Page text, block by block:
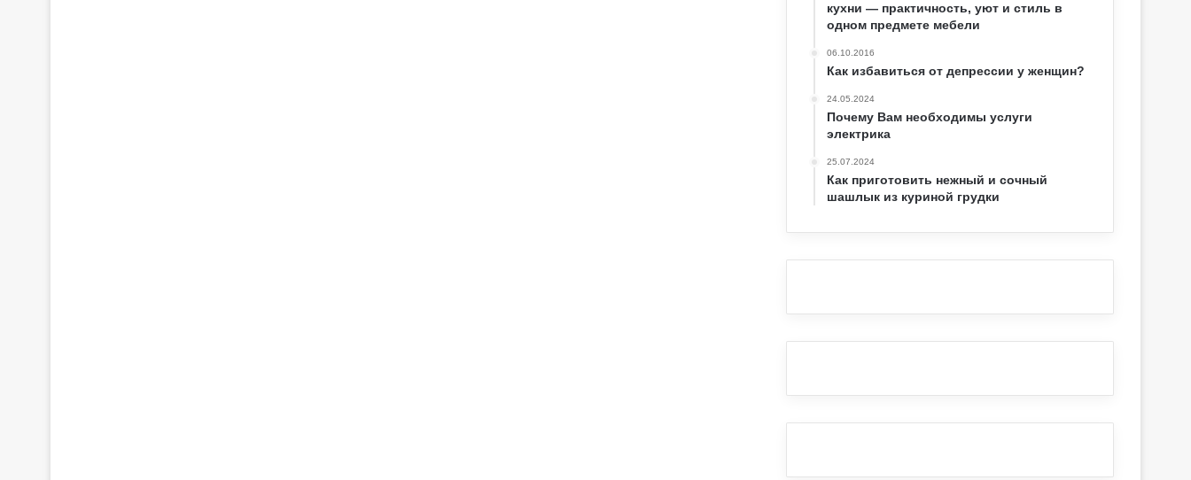
кухни — практичность, уют и стиль в
одном предмете мебели
06.10.2016
Как избавиться от депрессии у женщин?
24.05.2024
Почему Вам необходимы услуги
электрика
25.07.2024
Как приготовить нежный и сочный
шашлык из куриной грудки